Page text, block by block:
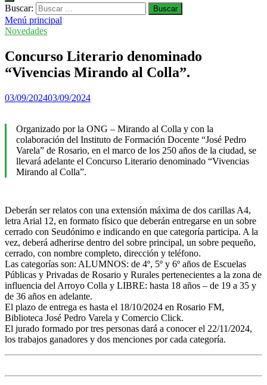
Buscar:
Menú principal
Novedades
Concurso Literario denominado
“Vivencias Mirando al Colla”.
03/09/202403/09/2024
Organizado por la ONG – Mirando al Colla y con la
colaboración del Instituto de Formación Docente “José Pedro
Varela” de Rosario, en el marco de los 250 años de la ciudad, se
llevará adelante el Concurso Literario denominado “Vivencias
Mirando al Colla”.
Deberán ser relatos con una extensión máxima de dos carillas A4,
letra Arial 12, en formato físico que deberán entregarse en un sobre
cerrado con Seudónimo e indicando en que categoría participa. A la
vez, deberá adherirse dentro del sobre principal, un sobre pequeño,
cerrado, con nombre completo, dirección y teléfono.
Las categorías son: ALUMNOS: de 4º, 5º y 6º años de Escuelas
Públicas y Privadas de Rosario y Rurales pertenecientes a la zona de
influencia del Arroyo Colla y LIBRE: hasta 18 años – de 19 a 35 y
de 36 años en adelante.
El plazo de entrega es hasta el 18/10/2024 en Rosario FM,
Biblioteca José Pedro Varela y Comercio Click.
El jurado formado por tres personas dará a conocer el 22/11/2024,
los trabajos ganadores y dos menciones por cada categoría.